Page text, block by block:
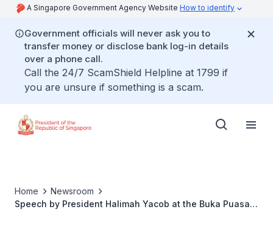
A Singapore Government Agency Website How to identify
Government officials will never ask you to
transfer money or disclose bank log-in details
over a phone call.
Call the 24/7 ScamShield Helpline at 1799 if
you are unsure if something is a scam.
Home
Newsroom
Speech by President Halimah Yacob at the Buka Puasa